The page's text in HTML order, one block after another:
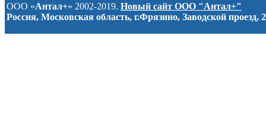
ООО «Антал+» 2002-2019. Новый сайт ООО "Антал+"
Россия, Московская область, г.Фрязино, Заводской проезд, 2